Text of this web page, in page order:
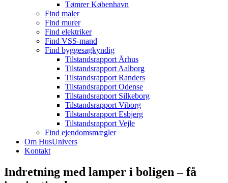
Tømrer København
Find maler
Find murer
Find elektriker
Find VSS-mand
Find byggesagkyndig
Tilstandsrapport Århus
Tilstandsrapport Aalborg
Tilstandsrapport Randers
Tilstandsrapport Odense
Tilstandsrapport Silkeborg
Tilstandsrapport Viborg
Tilstandsrapport Esbjerg
Tilstandsrapport Vejle
Find ejendomsmægler
Om HusUnivers
Kontakt
Indretning med lamper i boligen – få